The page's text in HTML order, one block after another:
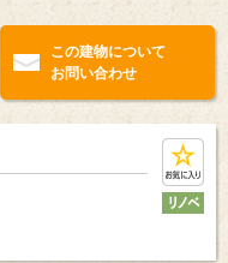
この建物について
お問い合わせ